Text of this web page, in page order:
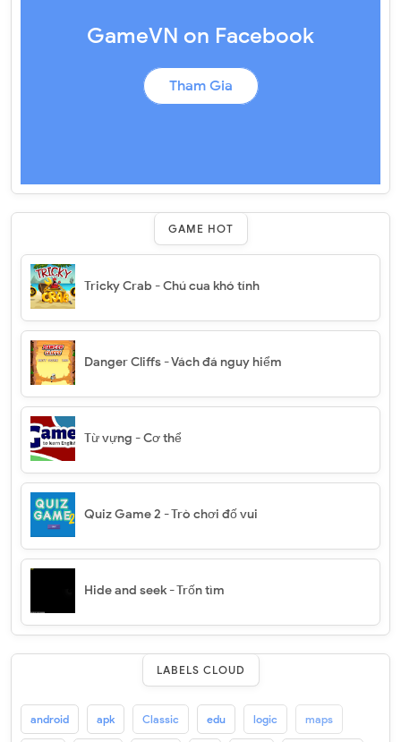
GameVN on Facebook
Tham Gia
GAME HOT
Tricky Crab - Chú cua khó tính
Danger Cliffs - Vách đá nguy hiểm
Từ vựng - Cơ thể
Quiz Game 2 - Trò chơi đố vui
Hide and seek - Trốn tìm
LABELS CLOUD
android apk Classic edu logic maps